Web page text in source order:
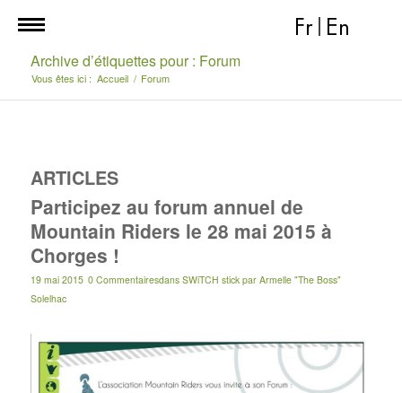
Fr En
Archive d’étiquettes pour : Forum
Vous êtes ici : Accueil / Forum
ARTICLES
Participez au forum annuel de
Mountain Riders le 28 mai 2015 à
Chorges !
19 mai 2015 0 Commentairesdans SWiTCH stick par Armelle "The Boss"
Solelhac